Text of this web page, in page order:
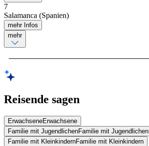
7
Salamanca (Spanien)
mehr Infos
mehr
Reisende sagen
ErwachseneErwachsene
Familie mit JugendlichenFamilie mit Jugendlichen
Familie mit KleinkindernFamilie mit Kleinkindern